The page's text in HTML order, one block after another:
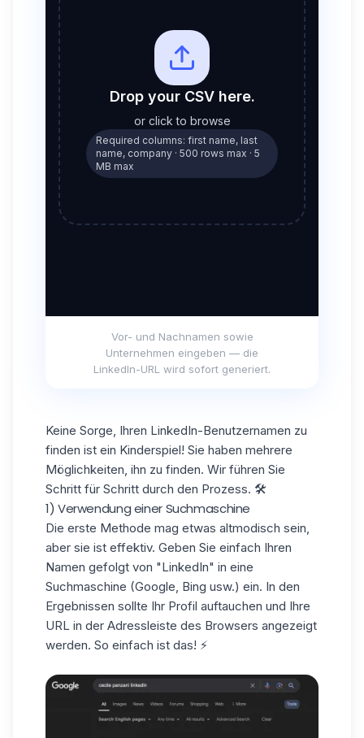
Vor- und Nachnamen sowie
Unternehmen eingeben — die
LinkedIn-URL wird sofort generiert.
Keine Sorge, Ihren LinkedIn-Benutzernamen zu
finden ist ein Kinderspiel! Sie haben mehrere
Möglichkeiten, ihn zu finden. Wir führen Sie
Schritt für Schritt durch den Prozess. 🛠️
1) Verwendung einer Suchmaschine
Die erste Methode mag etwas altmodisch sein,
aber sie ist effektiv. Geben Sie einfach Ihren
Namen gefolgt von "LinkedIn" in eine
Suchmaschine (Google, Bing usw.) ein. In den
Ergebnissen sollte Ihr Profil auftauchen und Ihre
URL in der Adressleiste des Browsers angezeigt
werden. So einfach ist das! ⚡️